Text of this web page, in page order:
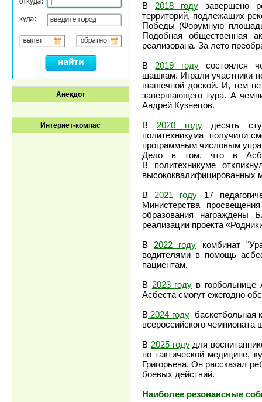
Анекдот
Интернет-компас
В 2018 году завершено
территорий, подлежащих
Победы (Форумную
Подобная общественная
реализована. За лето
В 2019 годусостоялся
шашкам. Играли участники
шашечной доской. И, тем не
завершающего тура. А
Андрей Кузнецов.
В 2020 годудесять
политехникума получили
программным числовым
Дело в том, что в
В политехникуме
высококвалифицированных
В 2021 году 17
Министерства
образования награждены
реализации проекта
В 2022 году комбинат
водителями в помощь
пациентам.
В 2023 году в горбольнице
Асбеста смогут ежегодно
В 2024 годубаскетбольная
всероссийского
В 2025 годудля
по тактической медицине,
Григорьева. Он рассказал
боевых действий.
Наиболее резонансные